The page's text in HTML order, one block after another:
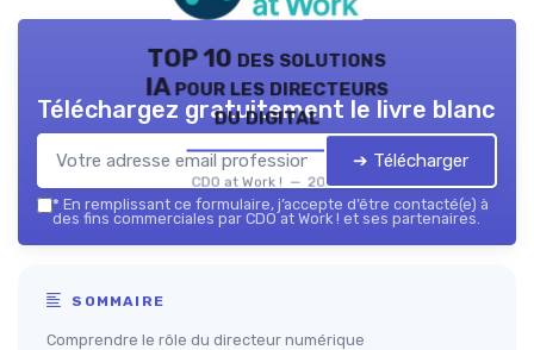
TOP 10 des solutions
IA pour les directeurs
du digital
CDO at Work ! — 2026
Téléchargez gratuitement le livre blanc
➔ Télécharger
* En remplissant ce formulaire, j’accepte d’être contacté(e) à
des fins commerciales par CDO at Work ! et ses partenaires.
SOMMAIRE
Comprendre le rôle du directeur numérique